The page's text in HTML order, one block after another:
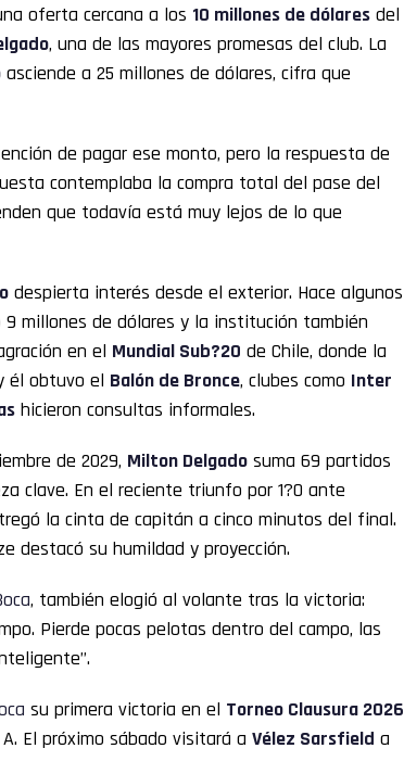
oferta cercana a los 10 millones de dólares del
, una de las mayores promesas del club. La
asciende a 25 millones de dólares, cifra que
de pagar ese monto, pero la respuesta de
contemplaba la compra total del pase del
que todavía está muy lejos de lo que
despierta interés desde el exterior. Hace algunos
9 millones de dólares y la institución también
en el Mundial Sub?20 de Chile, donde la
él obtuvo el Balón de Bronce, clubes como Inter
hicieron consultas informales.
de 2029, Milton Delgado suma 69 partidos
clave. En el reciente triunfo por 1?0 ante
la cinta de capitán a cinco minutos del final.
destacó su humildad y proyección.
, también elogió al volante tras la victoria:
Pierde pocas pelotas dentro del campo, las
su primera victoria en el Torneo Clausura 2026
El próximo sábado visitará a Vélez Sarsfield a